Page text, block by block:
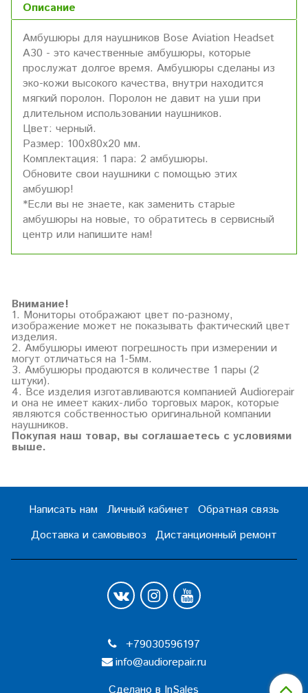
Описание
Амбушюры для наушников Bose Aviation Headset
А30 - это качественные амбушюры, которые
прослужат долгое время. Амбушюры сделаны из
эко-кожи высокого качества, внутри находится
мягкий поролон. Поролон не давит на уши при
длительном использовании наушников.
Цвет: черный.
Размер: 100х80х20 мм.
Комплектация: 1 пара: 2 амбушюры.
Обновите свои наушники с помощью этих
амбушюр!
*Если вы не знаете, как заменить старые
амбушюры на новые, то обратитесь в сервисный
центр или напишите нам!
Внимание!
1. Мониторы отображают цвет по-разному,
изображение может не показывать фактический цвет
изделия.
2. Амбушюры имеют погрешность при измерении и
могут отличаться на 1-5мм.
3. Амбушюры продаются в количестве 1 пары (2
штуки).
4. Все изделия изготавливаются компанией Audiorepair
и она не имеет каких-либо торговых марок, которые
являются собственностью оригинальной компании
наушников.
Покупая наш товар, вы соглашаетесь с условиями
выше.
Написать нам Личный кабинет
Обратная связь
Доставка и самовывоз
Дистанционный ремонт
+79030596197
info@audiorepair.ru